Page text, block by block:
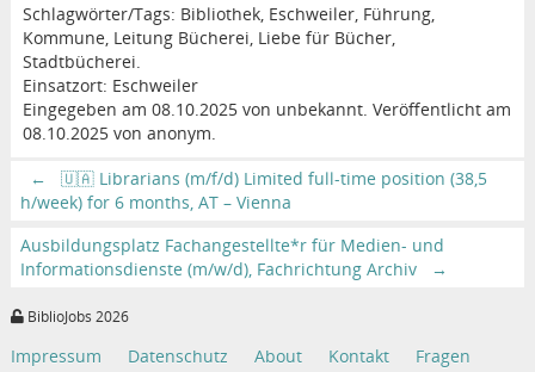
Schlagwörter/Tags: Bibliothek, Eschweiler, Führung,
Kommune, Leitung Bücherei, Liebe für Bücher,
Stadtbücherei.
Einsatzort: Eschweiler
Eingegeben am 08.10.2025 von unbekannt. Veröffentlicht am
08.10.2025 von anonym.
←
🇺🇦 Librarians (m/f/d) Limited full-time position (38,5
h/week) for 6 months, AT – Vienna
Ausbildungsplatz Fachangestellte*r für Medien- und
Informationsdienste (m/w/d), Fachrichtung Archiv
→
BiblioJobs 2026
Impressum Datenschutz About Kontakt Fragen